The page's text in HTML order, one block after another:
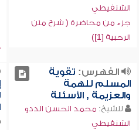
الشنقيطي
جزء من محاضرة ( شرح متن
الرحبية [1])
الفهرس: تقوية
المسلم للهمة
والعزيمة , الأسئلة
للشيخ: محمد الحسن الددو
الشنقيطي